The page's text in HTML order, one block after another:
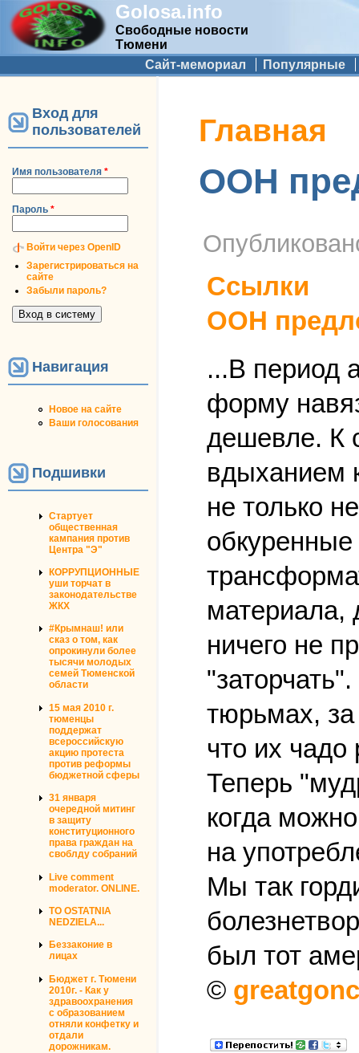
Golosa.info
Свободные новости
Тюмени
Дополнительное меню
Сайт-мемориал Популярные
Вход для
пользователей
Имя пользователя *
Пароль *
Войти через OpenID
Зарегистрироваться на
сайте
Забыли пароль?
Навигация
Новое на сайте
Ваши голосования
Подшивки
Стартует
общественная
кампания против
Центра "Э"
КОРРУПЦИОННЫЕ
уши торчат в
законодательстве
ЖКХ
#Крымнаш! или
сказ о том, как
опрокинули более
тысячи молодых
семей Тюменской
области
15 мая 2010 г.
тюменцы
поддержат
всероссийскую
акцию протеста
против реформы
бюджетной сферы
31 января
очередной митинг
в защиту
конституционного
права граждан на
своблду собраний
Live comment
moderator. ONLINE.
TO OSTATNIA
NEDZIELA...
Беззаконие в
лицах
Бюджет г. Тюмени
2010г. - Как у
здравоохранения
с образованием
отняли конфетку и
отдали
дорожникам.
Вы здесь
Главная
ООН
Ссылки
ООН
...В период
форму
дешевле. К
вдыханием
не только
материала,
ничего не
тюрьмах, за
что их
Теперь
когда
на
Мы так
был тот
©